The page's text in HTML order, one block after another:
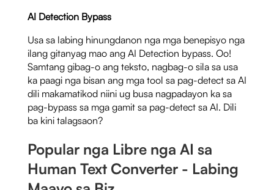
AI Detection Bypass
Usa sa labing hinungdanon nga mga benepisyo nga
ilang gitanyag mao ang AI Detection bypass. Oo!
Samtang gibag-o ang teksto, nagbag-o sila sa usa
ka paagi nga bisan ang mga tool sa pag-detect sa AI
dili makamatikod niini ug busa nagpadayon ka sa
pag-bypass sa mga gamit sa pag-detect sa AI. Dili
ba kini talagsaon?
Popular nga Libre nga AI sa
Human Text Converter - Labing